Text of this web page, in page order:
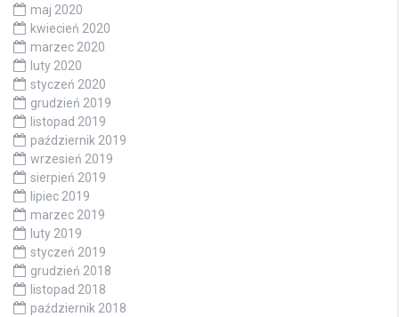
maj 2020
kwiecień 2020
marzec 2020
luty 2020
styczeń 2020
grudzień 2019
listopad 2019
październik 2019
wrzesień 2019
sierpień 2019
lipiec 2019
marzec 2019
luty 2019
styczeń 2019
grudzień 2018
listopad 2018
październik 2018